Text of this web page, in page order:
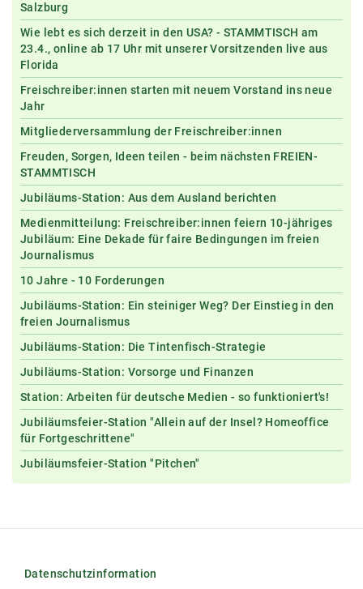
Salzburg
Wie lebt es sich derzeit in den USA? - STAMMTISCH am
23.4., online ab 17 Uhr mit unserer Vorsitzenden live aus
Florida
Freischreiber:innen starten mit neuem Vorstand ins neue
Jahr
Mitgliederversammlung der Freischreiber:innen
Freuden, Sorgen, Ideen teilen - beim nächsten FREIEN-
STAMMTISCH
Jubiläums-Station: Aus dem Ausland berichten
Medienmitteilung: Freischreiber:innen feiern 10-jähriges
Jubiläum: Eine Dekade für faire Bedingungen im freien
Journalismus
10 Jahre - 10 Forderungen
Jubiläums-Station: Ein steiniger Weg? Der Einstieg in den
freien Journalismus
Jubiläums-Station: Die Tintenfisch-Strategie
Jubiläums-Station: Vorsorge und Finanzen
Station: Arbeiten für deutsche Medien - so funktioniert's!
Jubiläumsfeier-Station "Allein auf der Insel? Homeoffice
für Fortgeschrittene"
Jubiläumsfeier-Station "Pitchen"
Datenschutzinformation